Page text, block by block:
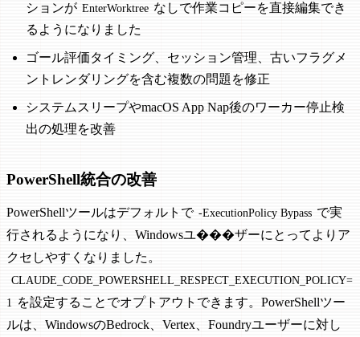
ションが EnterWorktree なしで作業コピーを直接編集でき
るようになりました
ゴール評価タイミング、セッション管理、古いフラグメ
ントレンダリングを含む複数の問題を修正
システムスリープやmacOS App Nap後のワーカー停止検
出の処理を改善
PowerShell統合の改善
PowerShellツールはデフォルトで -ExecutionPolicy Bypass で実
行されるようになり、Windowsユ���ザーにとってよりア
クセしやすくなりました。
CLAUDE_CODE_POWERSHELL_RESPECT_EXECUTION_POLICY=
1
を設定することでオプトアウトできます。PowerShellツー
ルは、WindowsのBedrock、Vertex、Foundryユーザーに対し